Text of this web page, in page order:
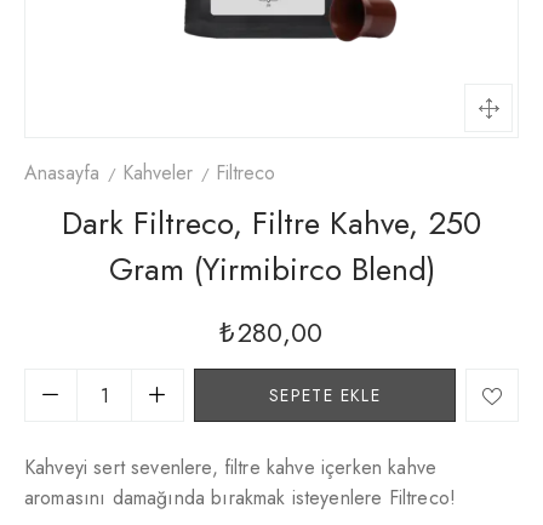
Anasayfa Kahveler Filtreco
Dark Filtreco, Filtre Kahve, 250
Gram (yirmibirco Blend)
₺280,00
SEPETE EKLE
Kahveyi sert sevenlere, filtre kahve içerken kahve
aromasını damağında bırakmak isteyenlere Filtreco!